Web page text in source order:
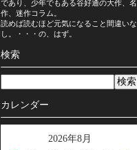
であり、少年でもある谷好通の大作、名
作、迷作コラム。
読めば読むほど元気になること間違いな
し。・・・の、はず。
検索
カレンダー
2026年8月